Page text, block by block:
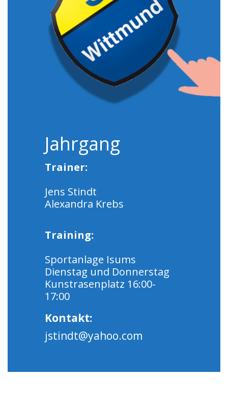
Jahrgang
Trainer:
Jens Stindt
Alexandra Krebs
Training:
Sportanlage Isums
Dienstag und Donnerstag
Kunstrasenplatz 16:00-
17:00
Kontakt:
jstindt@yahoo.com